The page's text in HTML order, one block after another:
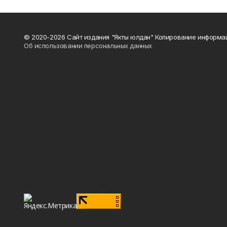
© 2020-2026 Сайт издания "Якты юлдан" Копирование
Об использовании персональных данных